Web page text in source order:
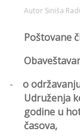
Autor Siniša
Poštovane
-
o
Udruženja
godine u
časova,